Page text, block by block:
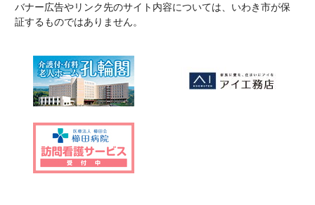
バナー広告やリンク先のサイト内容については、いわき市が保
証するものではありません。